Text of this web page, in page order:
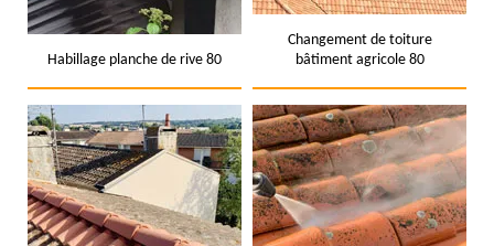
Habillage planche de rive 80
Changement de toiture
bâtiment agricole 80